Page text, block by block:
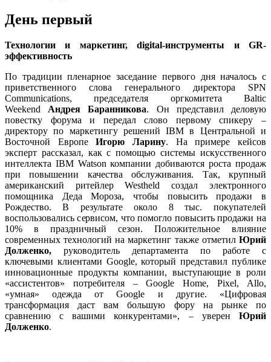
День первый
Технологии и маркетинг,digital-инструменты иGR-
эффективность
По традиции пленарное заседание первого дня началось с
приветственного слова генерального директора SPN
Communications, председателя оргкомитета Baltic
Weekend Андрея Баранникова. Он представил деловую
повестку форума и передал слово первому спикеру –
директору по маркетингу решений IBM в Центральной и
Восточной ЕвропеИгорю Ларину. На примере кейсов
эксперт рассказал, как с помощью системы искусственного
интеллекта IBM Watson компании добиваются роста продаж
при повышении качества обслуживания. Так, крупный
американский ритейлер Westheld создал электронного
помощника Деда Мороза, чтобы повысить продажи в
Рождество. В результате около 8 тыс. покупателей
воспользовались сервисом, что помогло повысить продажи на
10% в праздничный сезон. Положительное влияние
современных технологий на маркетинг также отметил Юрий
Долженко, руководитель департамента по работе с
ключевыми клиентами Google, который представил публике
инновационные продукты компании, выступающие в роли
«ассистентов» потребителя – Google Home, Pixel, Allo,
«умная» одежда от Google и другие. «Цифровая
трансформация даст вам большую фору на рынке по
сравнению с вашими конкурентами», – уверен Юрий
Долженко.